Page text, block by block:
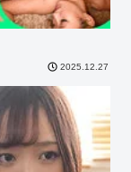
2025.12.27